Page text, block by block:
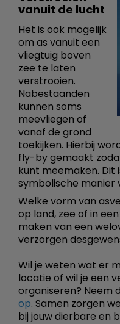
vanuit de lucht
Het is ook mogelijk
om as vanuit een
vliegtuig boven
zee te laten
verstrooien.
Nabestaanden
kunnen soms
meevliegen of
vanaf de grond
toekijken. Hierbij
fly-by gemaakt
kunt meemaken. Dit
symbolische manier
Welke vorm van
op land, zee of in
maken van een
verzorgen
Wil je weten wat er
locatie of wil je een
organiseren? Neem
op. Samen zorgen
bij jouw dierbare en